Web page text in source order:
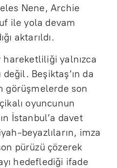
Nene, Archie
ile yola devam
aktarıldı.
hareketliliği yalnızca
değil. Beşiktaş’ın da
görüşmelerde son
oyuncunun
İstanbul’a davet
beyazlıların, imza
pürüzü çözerek
hedeflediği ifade